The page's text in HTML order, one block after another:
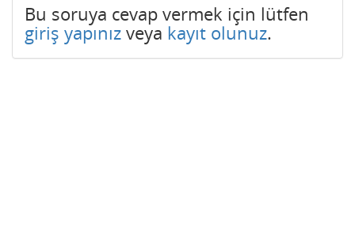
Bu soruya cevap vermek için lütfen
giriş yapınız veya kayıt olunuz.